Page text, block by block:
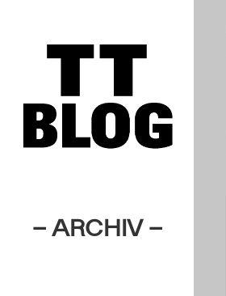
– ARCHIV –